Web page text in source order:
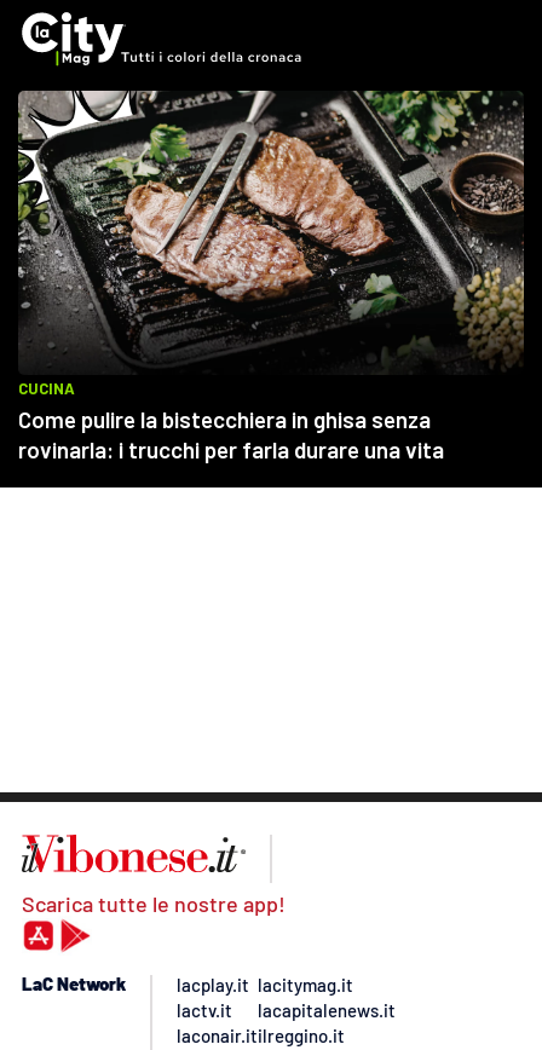
Scarica tutte le nostre app!
LaC Network
lacplay.it
lactv.it
laconair.it
lacitymag.it
lacapitalenews.it
ilreggino.it